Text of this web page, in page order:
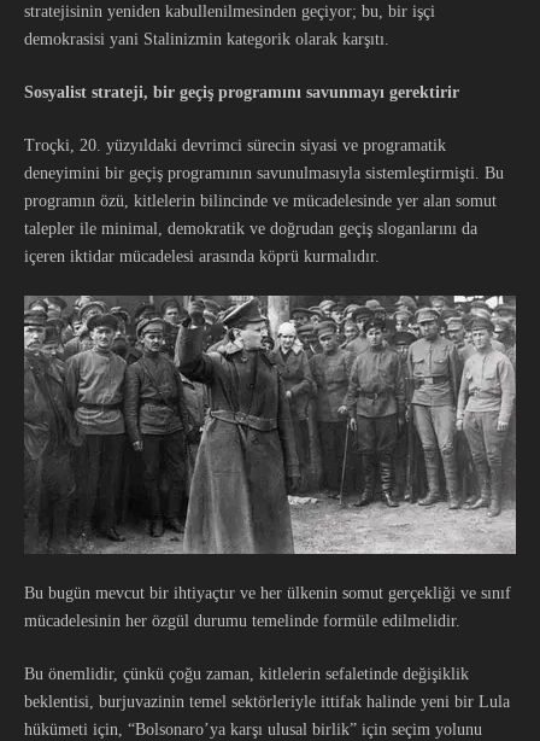
stratejisinin yeniden kabullenilmesinden geçiyor; bu, bir işçi
demokrasisi yani Stalinizmin kategorik olarak karşıtı.
Sosyalist strateji, bir geçiş programını savunmayı gerektirir
Troçki, 20. yüzyıldaki devrimci sürecin siyasi ve programatik
deneyimini bir geçiş programının savunulmasıyla sistemleştirmişti. Bu
programın özü, kitlelerin bilincinde ve mücadelesinde yer alan somut
talepler ile minimal, demokratik ve doğrudan geçiş sloganlarını da
içeren iktidar mücadelesi arasında köprü kurmalıdır.
Bu bugün mevcut bir ihtiyaçtır ve her ülkenin somut gerçekliği ve sınıf
mücadelesinin her özgül durumu temelinde formüle edilmelidir.
Bu önemlidir, çünkü çoğu zaman, kitlelerin sefaletinde değişiklik
beklentisi, burjuvazinin temel sektörleriyle ittifak halinde yeni bir Lula
hükümeti için, “Bolsonaro’ya karşı ulusal birlik” için seçim yolunu